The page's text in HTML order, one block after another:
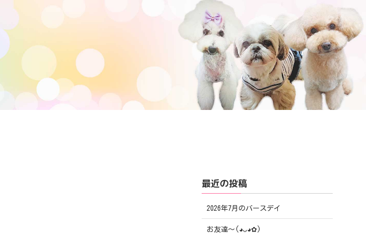
最近の投稿
2026年7月のバースデイ
お友達〜(⁠◕⁠ᴗ⁠◕⁠✿⁠)